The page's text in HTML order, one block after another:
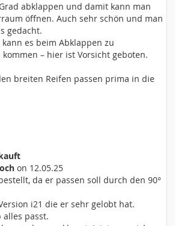
abklappen und damit kann man
öffnen. Auch sehr schön und man
gedacht.
es beim Abklappen zu
– hier ist Vorsicht geboten.
breiten Reifen passen prima in die
on 12.05.25
da er passen soll durch den 90°
i21 die er sehr gelobt hat.
passt.